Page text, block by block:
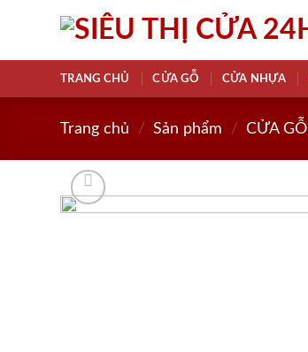
TRANG CHỦ CỬA GỖ CỬA NHỰA
Trang chủ / Sản phẩm / CỬA GỖ